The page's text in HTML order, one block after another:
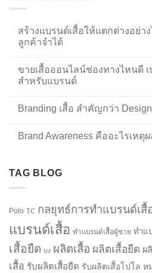
สร้างแบรนด์เสื้อให้แตกต่างอย่า
ลูกค้าจำได้
ขายเสื้อออนไลน์ช่องทางไหนดี
สำหรับแบรนด์
Branding เสื้อ สำคัญกว่า
Brand Awareness คืออะไรเห
TAG BLOG
Polo TC กลยุทธ์การทำแบรนด์เสื้
แบรนด์เสื้อ ทำแบรนด์เสื้อผู้ชาย ทำแ
เสื้อยืด บง ผลิตเสื้อ ผลิตเสื้อยืด ผ
เสื้อ รับผลิตเสื้อยืด รับผลิตเสื้อโปโล ห